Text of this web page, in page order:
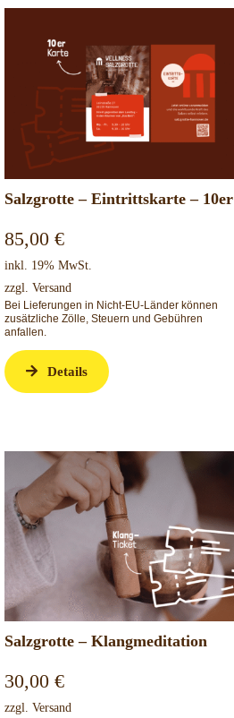
Salzgrotte – Eintrittskarte – 10er
85,00€
inkl. 19% MwSt.
zzgl.Versand
Bei Lieferungen in Nicht-EU-Länder können
zusätzliche Zölle, Steuern und Gebühren
anfallen.
Details
Salzgrotte – Klangmeditation
30,00€
zzgl.Versand